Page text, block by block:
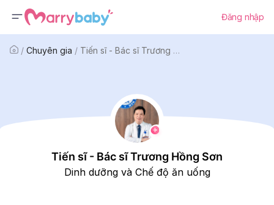
Đăng nhập
/ Chuyên gia / Tiến sĩ - Bác sĩ Trương Hồng Sơn
Tiến sĩ - Bác sĩ Trương Hồng Sơn
Dinh dưỡng và Chế độ ăn uống